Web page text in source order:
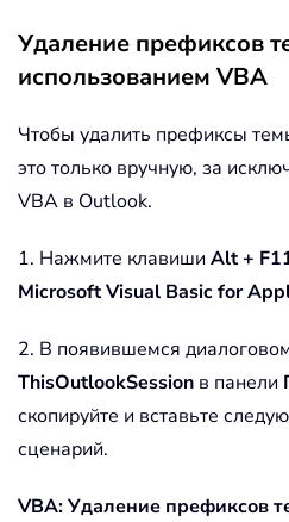
Удаление префиксов
использованием VBA
Чтобы удалить префиксы
это только вручную, за
VBA в Outlook.
1. Нажмите клавиши Alt +
Microsoft Visual Basic for
2. В появившемся
ThisOutlookSession в панели
скопируйте и вставьте
сценарий.
VBA: Удаление префиксов